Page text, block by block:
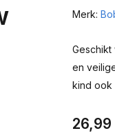
Merk:
en
kind ook
26,99